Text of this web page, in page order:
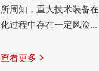
所周知，重大技术装备
化过程中存在一定风险…
查看更多